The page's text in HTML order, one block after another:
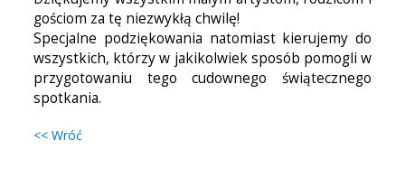
gościom za tę niezwykłą chwilę!
Specjalne podziękowania natomiast kierujemy do
wszystkich, którzy w jakikolwiek sposób pomogli w
przygotowaniu tego cudownego świątecznego
spotkania.
<< Wróć